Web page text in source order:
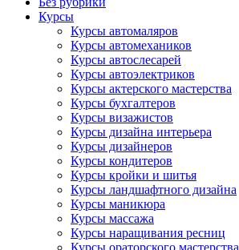
Курсы
Курсы автомаляров
Курсы автомехаников
Курсы автослесарей
Курсы автоэлектриков
Курсы актерского мастерства
Курсы бухгалтеров
Курсы визажистов
Курсы дизайна интерьера
Курсы дизайнеров
Курсы кондитеров
Курсы кройки и шитья
Курсы ландшафтного дизайна
Курсы маникюра
Курсы массажа
Курсы наращивания ресниц
Курсы ораторского мастерства